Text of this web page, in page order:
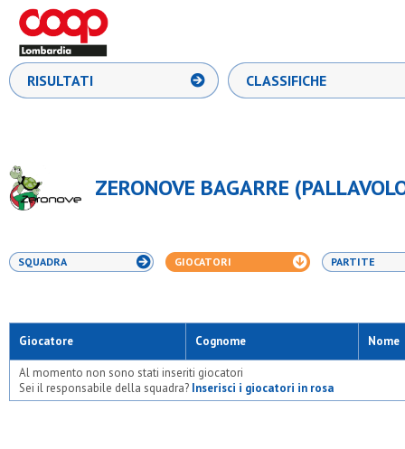
RISULTATI CLASSIFICHE
ZERONOVE BAGARRE
SQUADRA GIOCATORI PARTITE
Giocatore Cognome Nome
Al momento non sono stati inseriti giocatori
Sei il responsabile della squadra? Inserisci i giocatori in rosa